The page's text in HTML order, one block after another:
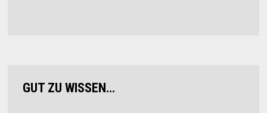
GUT ZU WISSEN…